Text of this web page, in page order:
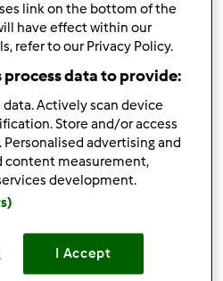
--
5.0(1)
rzodkiweki z
Sałatka.
link on the bottom of the
have effect within our
refer to our Privacy Policy.
data to provide:
Actively scan device
Store and/or access
advertising and
content measurement,
development.
I Accept